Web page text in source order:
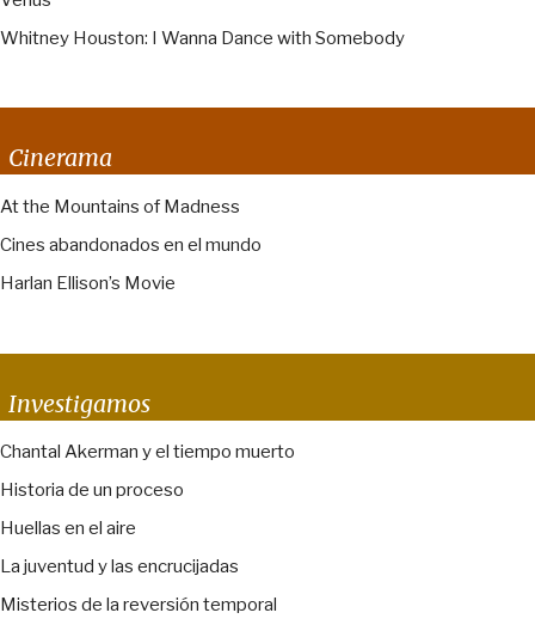
Whitney Houston: I Wanna Dance with Somebody
Cinerama
At the Mountains of Madness
Cines abandonados en el mundo
Harlan Ellison’s Movie
Investigamos
Chantal Akerman y el tiempo muerto
Historia de un proceso
Huellas en el aire
La juventud y las encrucijadas
Misterios de la reversión temporal